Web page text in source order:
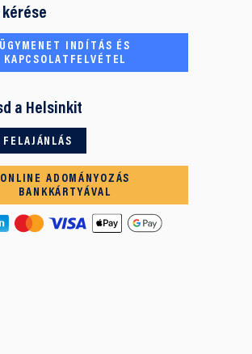
ÜGYMENET INDÍTÁS ÉS
KAPCSOLATFELVÉTEL
a Helsinkit
ONLINE ADOMÁNYOZÁS
BANKKÁRTYÁVAL